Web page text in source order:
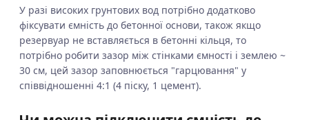
У разі високих грунтових вод потрібно додатково
фіксувати ємність до бетонної основи, також якщо
резервуар не вставляється в бетонні кільця, то
потрібно робити зазор між стінками ємності і землею ~
30 см, цей зазор заповнюється "гарцювання" у
співвідношенні 4:1 (4 піску, 1 цемент).